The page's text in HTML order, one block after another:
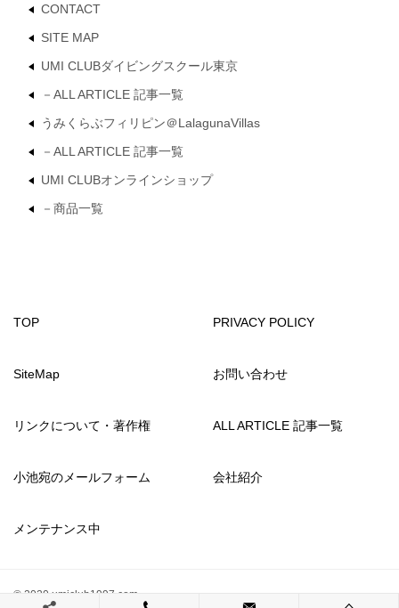
CONTACT
SITE MAP
UMI CLUBダイビングスクール東京
－ALL ARTICLE 記事一覧
うみくらぶフィリピン＠LalagunaVillas
－ALL ARTICLE 記事一覧
UMI CLUBオンラインショップ
－商品一覧
TOP PRIVACY POLICY
SiteMap お問い合わせ
リンクについて・著作権 ALL ARTICLE 記事一覧
小池宛のメールフォーム 会社紹介
メンテナンス中
© 2020 umiclub1997.com